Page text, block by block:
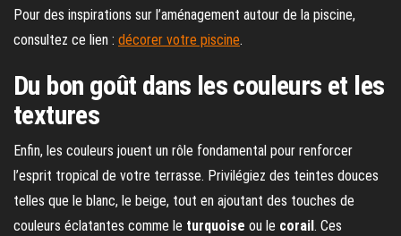
Pour des inspirations sur l’aménagement autour de la piscine,
consultez ce lien : décorer votre piscine.
Du bon goût dans les couleurs et les
textures
Enfin, les couleurs jouent un rôle fondamental pour renforcer
l’esprit tropical de votre terrasse. Privilégiez des teintes douces
telles que le blanc, le beige, tout en ajoutant des touches de
couleurs éclatantes comme le turquoise ou le corail. Ces